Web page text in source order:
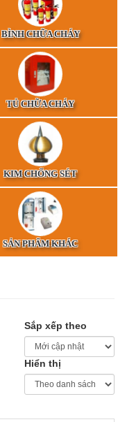
BÌNH CHỮA CHÁY
TỦ CHỮA CHÁY
KIM CHỐNG SÉT
SẢN PHẨM KHÁC
Sắp xếp theo
Hiển thị